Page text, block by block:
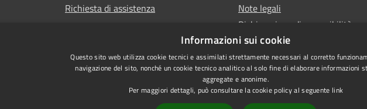
Richiesta di assistenza
Note legali
Dichiarazione di accessibilità
Informazioni sui cookie
Questo sito web utilizza cookie tecnici e assimilati strettamente necessari al corretto
navigazione del sito, nonché un cookie tecnico analitico al solo fine di elaborare informazioni
aggregate e anonime.
Per maggiori dettagli, può consultare la cookie policy al seguente link